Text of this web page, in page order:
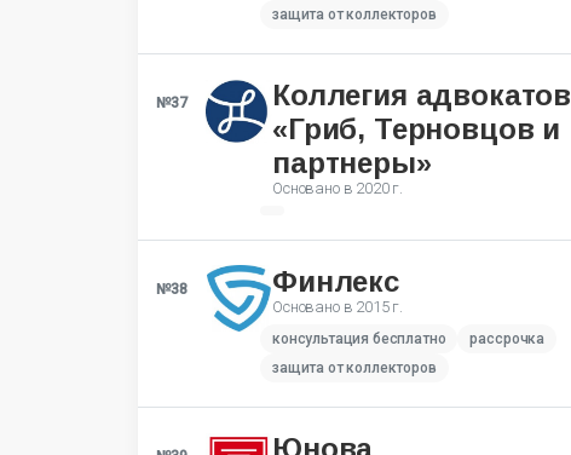
защита от коллекторов
№37
Коллегия адвокатов
«Гриб, Терновцов и
партнеры»
Основано в 2020 г.
№38 Финлекс
Основано в 2015 г.
консультация бесплатно
рассрочка
защита от коллекторов
Юнова